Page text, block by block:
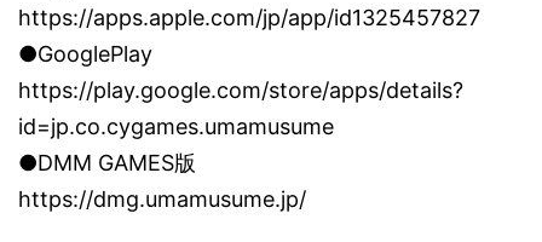
https://apps.apple.com/jp/app/id1325457827
●GooglePlay
https://play.google.com/store/apps/details?
id=jp.co.cygames.umamusume
●DMM GAMES版
https://dmg.umamusume.jp/